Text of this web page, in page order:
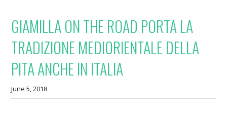
GIAMILLA ON THE ROAD PORTA LA
TRADIZIONE MEDIORIENTALE DELLA
PITA ANCHE IN ITALIA
June 5, 2018